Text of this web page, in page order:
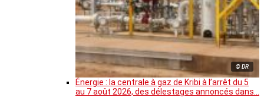
© DR
Énergie : la centrale à gaz de Kribi à l’arrêt du 5
au 7 août 2026, des délestages annoncés dans…